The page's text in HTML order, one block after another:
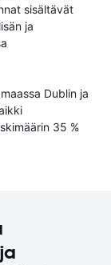
sisältävät
ja
Dublin ja
35 %